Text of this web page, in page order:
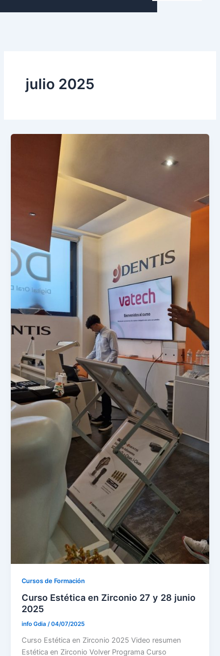
julio 2025
Cursos de Formación
Curso Estética en Zirconio 27 y 28 junio
2025
info Gdia/04/07/2025
Curso Estética en Zirconio 2025 Video resumen
Estética en Zirconio Volver Programa Curso